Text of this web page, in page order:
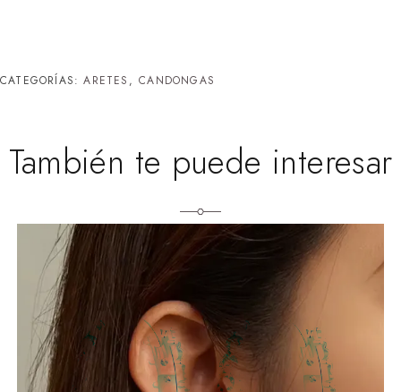
CATEGORÍAS:ARETES , ⁠CANDONGAS
También te puede interesar